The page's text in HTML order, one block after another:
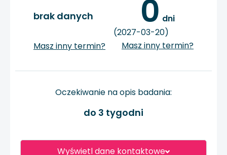
Wyświetl dane kontaktowe
brak danych
Masz inny termin?
0 dni
(2027-03-20)
Masz inny termin?
Oczekiwanie na opis badania:
do 3 tygodni